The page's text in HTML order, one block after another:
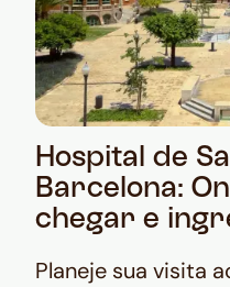
Hospital de
Barcelona:
chegar e
Planeje sua visita